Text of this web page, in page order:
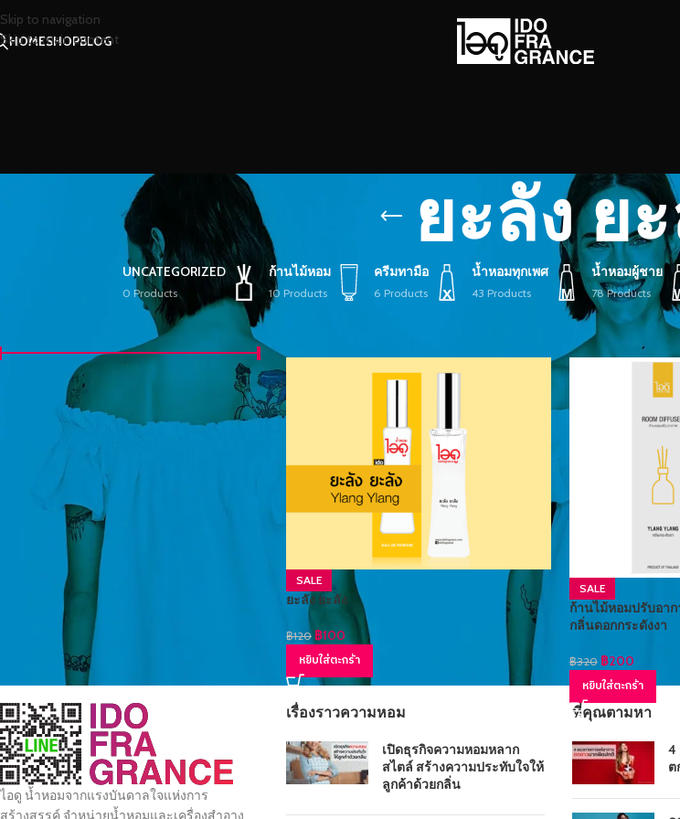
Skip to navigation
Skip to main content
HOMESHOPBLOG
ยะลัง ย
UNCATEGORIZED
0 Products
ก้านไม้หอม
10 Products
ครีมทามือ
6 Products
น้ำหอมทุกเพศ
43 Products
น้ำหอมผู้ชาย
78 Products
คัดกรอง
—
STOCK STATUS
SALE
ยะลัง ยะลัง
฿120 ฿100
หยิบใส่ตะกร้า
SALE
ก้านไม้หอมปรับอาก
กลิ่นดอกกระดังงา
฿320 ฿200
หยิบใส่ตะกร้า
ไอดู น้ำหอมจากแรงบันดาลใจแห่งการ
สร้างสรรค์ จำหน่ายน้ำหอมและเครื่องสำอาง
เรื่องราวความหอม
เปิดธุรกิจความหอมหลาก
สไตล์ สร้างความประทับใจให้
ลูกค้าด้วยกลิ่น
ที่คุณตามหา
4
ต